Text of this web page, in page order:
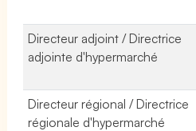
Directeur adjoint / Directrice
adjointe d'hypermarché
Directeur régional / Directrice
régionale d'hypermarché